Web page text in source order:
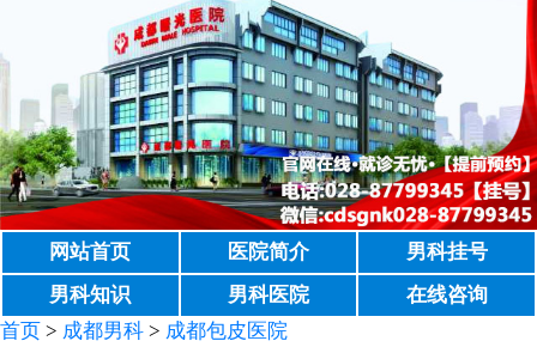
网站首页 医院简介
男科挂号
男科知识
男科医院
在线咨询
首页 > 成都男科 > 成都包皮医院